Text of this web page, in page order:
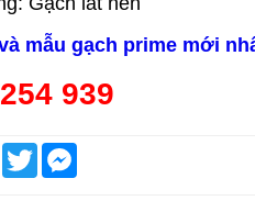
mẫu gạch prime mới
939
TwitterMessenger